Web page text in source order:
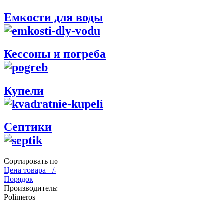
Емкости для воды
Кессоны и погреба
Купели
Септики
Сортировать по
Цена товара +/-
Порядок
Производитель:
Polimeros